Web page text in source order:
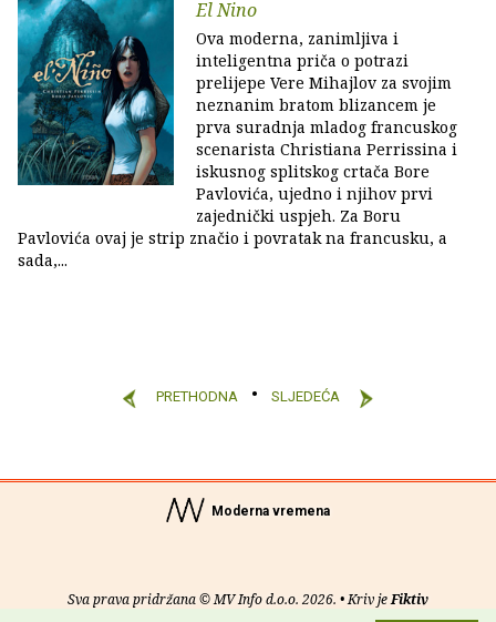
El Nino
Ova moderna, zanimljiva i
inteligentna priča o potrazi
prelijepe Vere Mihajlov za svojim
neznanim bratom blizancem je
prva suradnja mladog francuskog
scenarista Christiana Perrissina i
iskusnog splitskog crtača Bore
Pavlovića, ujedno i njihov prvi
zajednički uspjeh. Za Boru
Pavlovića ovaj je strip značio i povratak na francusku, a
sada,...
PRETHODNA SLJEDEĆA
Moderna vremena
Sva prava pridržana © MV Info d.o.o. 2026. • Kriv jeFiktiv